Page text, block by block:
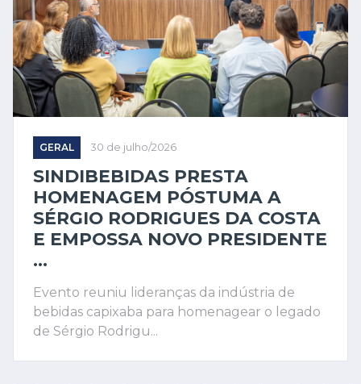
GERAL 30 de julho/2026
SINDIBEBIDAS PRESTA
HOMENAGEM PÓSTUMA A
SÉRGIO RODRIGUES DA COSTA
E EMPOSSA NOVO PRESIDENTE
...
Evento reuniu lideranças da indústria de
bebidas capixaba para homenagear o legado
de Sérgio Rodrigu...